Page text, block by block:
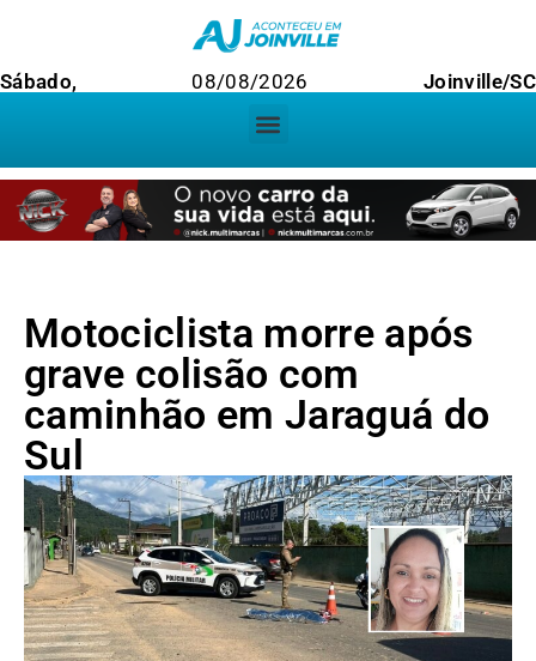
Sábado, 08/08/2026 Joinville/SC
Motociclista morre após
grave colisão com
caminhão em Jaraguá do
Sul